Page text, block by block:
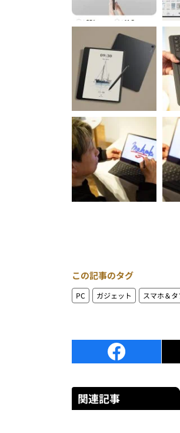
この記事のタグ
PC ガジェット スマホ＆
関連記事